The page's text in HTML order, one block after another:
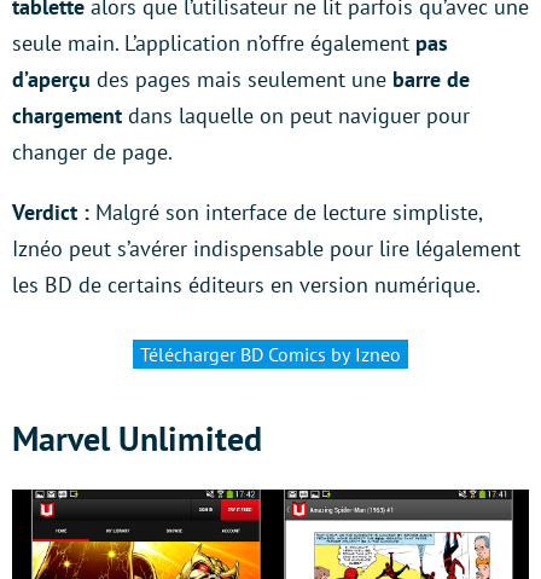
tablette alors que l’utilisateur ne lit parfois qu’avec une
seule main. L’application n’offre également pas
d’aperçu des pages mais seulement une barre de
chargement dans laquelle on peut naviguer pour
changer de page.
Verdict : Malgré son interface de lecture simpliste,
Iznéo peut s’avérer indispensable pour lire légalement
les BD de certains éditeurs en version numérique.
Télécharger BD Comics by Izneo
Marvel Unlimited